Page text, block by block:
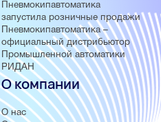
Пневмокипавтоматика
запустила розничные продажи
Пневмокипавтоматика –
официальный дистрибьютор
Промышленной автоматики
РИДАН
О компании
О нас